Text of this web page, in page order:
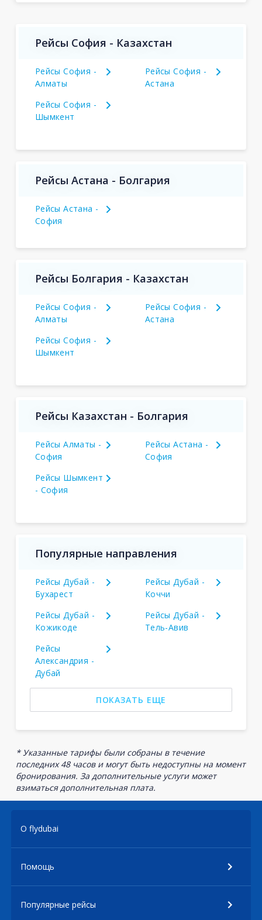
Рейсы София - Казахстан
Рейсы София -
Алматы
Рейсы София -
Астана
Рейсы София -
Шымкент
Рейсы Астана - Болгария
Рейсы Астана -
София
Рейсы Болгария - Казахстан
Рейсы София -
Алматы
Рейсы София -
Астана
Рейсы София -
Шымкент
Рейсы Казахстан - Болгария
Рейсы Алматы -
София
Рейсы Астана -
София
Рейсы Шымкент
- София
Популярные направления
Рейсы Дубай -
Бухарест
Рейсы Дубай -
Коччи
Рейсы Дубай -
Кожикоде
Рейсы Дубай -
Тель-Авив
Рейсы
Александрия -
Дубай
ПОКАЗАТЬ ЕЩЕ
* Указанные тарифы были собраны в течение
последних 48 часов и могут быть недоступны на момент
бронирования. За дополнительные услуги может
взиматься дополнительная плата.
О flydubai
Помощь
Популярные рейсы